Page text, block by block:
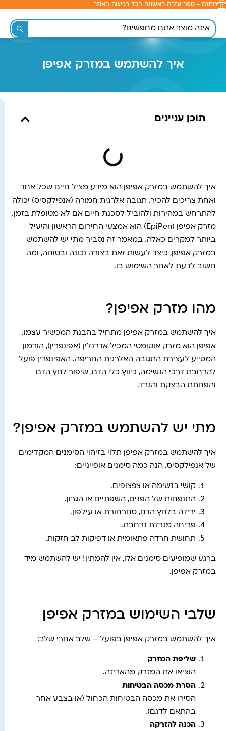
לתוכן
מתנה - ספר עזרה ראשונה בכל רכישה באתר
איך להשתמש במזרק אפיפן
תוכן עניינים
איך להשתמש במזרק אפיפן הוא מידע מציל חיים שכל אחד
ואחת צריכים להכיר. תגובה אלרגית חמורה (אנפילקסיס) יכולה
להתרחש במהירות ולהוביל לסכנת חיים אם לא מטופלת בזמן.
מזרק אפיפן (EpiPen) הוא אמצעי החירום הראשון והיעיל
ביותר למקרים כאלה. במאמר זה נסביר מתי יש להשתמש
במזרק אפיפן, כיצד לעשות זאת בצורה נכונה ובטוחה, ומה
חשוב לדעת לאחר השימוש בו.
מהו מזרק אפיפן?
איך להשתמש במזרק אפיפן מתחיל בהבנת המכשיר עצמו.
אפיפן הוא מזרק אוטומטי המכיל אדרנלין (אפינפרין), הורמון
המסייע לעצירת התגובה האלרגית החריפה. האפינפרין פועל
להרחבת דרכי הנשימה, כיווץ כלי הדם, שיפור לחץ הדם
והפחתת הבצקת והגרד.
מתי יש להשתמש במזרק אפיפן?
איך להשתמש במזרק אפיפן תלוי בזיהוי הסימנים המקדימים
של אנפילקסיס. הנה כמה סימנים אופייניים:
קושי בנשימה או צפצופים.
התנפחות של הפנים, השפתיים או הגרון.
ירידה בלחץ הדם, סחרחורת או עילפון.
פריחה מגרדת נרחבת.
תחושת חרדה פתאומית או דפיקות לב חזקות.
ברגע שמופיעים סימנים אלו, אין להמתין! יש להשתמש מיד
במזרק אפיפן.
שלבי השימוש במזרק אפיפן
איך להשתמש במזרק אפיפן בפועל – שלב אחרי שלב:
שליפת המזרק
הוציאו את המזרק מהאריזה.
הסרת מכסה הבטיחות
הסירו את מכסה הבטיחות הכחול (או בצבע אחר
בהתאם לדגם).
הכנה להזרקה